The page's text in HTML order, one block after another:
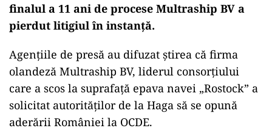
finalul a 11 ani de procese Multraship BV a
pierdut litigiul în instanță.
Agențiile de presă au difuzat știrea că firma
olandeză Multraship BV, liderul consorțiului
care a scos la suprafață epava navei „Rostock” a
solicitat autorităților de la Haga să se opună
aderării României la OCDE.